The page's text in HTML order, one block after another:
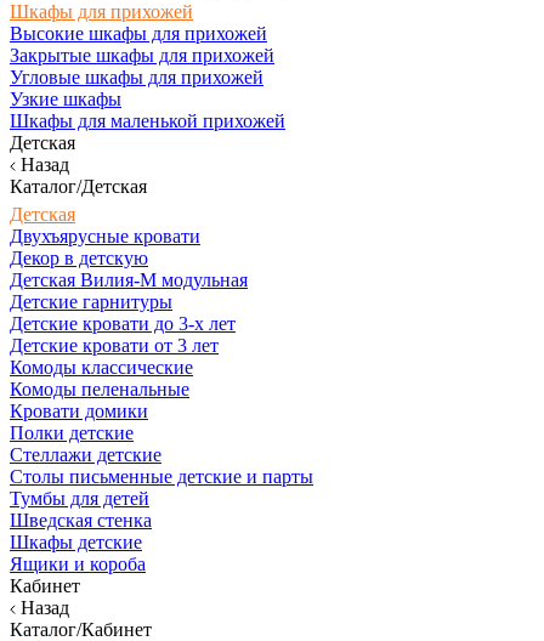
Шкафы для прихожей
Высокие шкафы для прихожей
Закрытые шкафы для прихожей
Угловые шкафы для прихожей
Узкие шкафы
Шкафы для маленькой прихожей
Детская
Назад
Каталог/Детская
Детская
Двухъярусные кровати
Декор в детскую
Детская Вилия-М модульная
Детские гарнитуры
Детские кровати до 3-х лет
Детские кровати от 3 лет
Комоды классические
Комоды пеленальные
Кровати домики
Полки детские
Стеллажи детские
Столы письменные детские и парты
Тумбы для детей
Шведская стенка
Шкафы детские
Ящики и короба
Кабинет
Назад
Каталог/Кабинет